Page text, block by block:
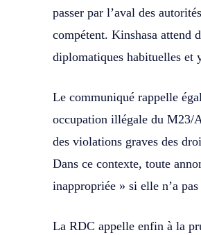
passer par l’aval des
compétent. Kinshasa attend
diplomatiques habituelles et
Le communiqué rappelle
occupation illégale du M23/
des violations graves des
Dans ce contexte, toute
inappropriée » si elle n’a
La RDC appelle enfin à la